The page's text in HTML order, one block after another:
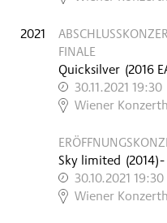
2021
FINALE
Quicksilver (2016
30.11.2021 19:30
,
Wiener
Sky limited (2014)-
30.10.2021 19:30
,
Wiener